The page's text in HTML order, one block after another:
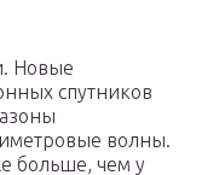
Новые
спутников
волны.
больше, чем у